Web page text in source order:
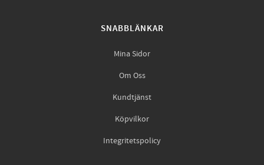
SNABBLÄNKAR
Mina Sidor
Om Oss
Kundtjänst
Köpvilkor
Integritetspolicy